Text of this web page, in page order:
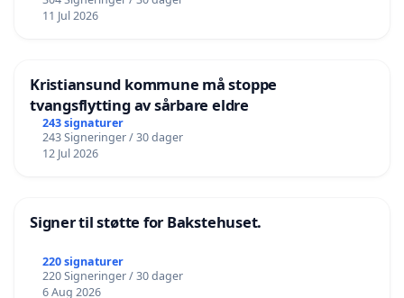
11 Jul 2026
Kristiansund kommune må stoppe
tvangsflytting av sårbare eldre
243 signaturer
243 Signeringer / 30 dager
12 Jul 2026
Signer til støtte for Bakstehuset.
220 signaturer
220 Signeringer / 30 dager
6 Aug 2026